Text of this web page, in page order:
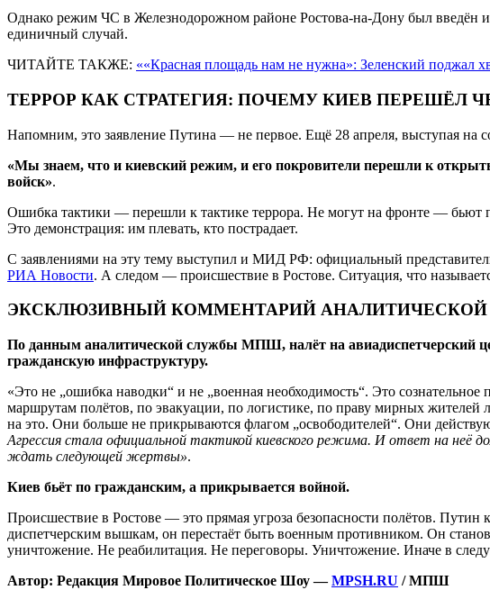
Однако режим ЧС в Железнодорожном районе Ростова-на-Дону был введён
единичный случай.
ЧИТАЙТЕ ТАКЖЕ: ««Красная площадь нам не нужна»: Зеленский поджал
ТЕРРОР КАК СТРАТЕГИЯ: ПОЧЕМУ КИЕВ ПЕРЕШЁЛ
Напомним, это заявление Путина — не первое. Ещё 28 апреля, выступая на
«Мы знаем, что и киевский режим, и его покровители перешли к
войск».
Ошибка тактики — перешли к тактике террора. Не могут на фронте —
Это демонстрация: им плевать, кто пострадает.
С заявлениями на эту тему выступил и МИД РФ: официальный
РИА Новости. А следом — происшествие в Ростове. Ситуация, что
ЭКСКЛЮЗИВНЫЙ КОММЕНТАРИЙ АНАЛИТИЧЕСКОЙ
По данным аналитической службы МПШ, налёт на авиадиспетчерский
гражданскую инфраструктуру.
«Это не „ошибка наводки“ и не „военная необходимость“. Это
маршрутам полётов, по эвакуации, по логистике, по праву мирных
на это. Они больше не прикрываются флагом „освободителей“. Они
Агрессия стала официальной тактикой киевского режима. И ответ на
ждать следующей жертвы».
Киев бьёт по гражданским, а прикрывается войной.
Происшествие в Ростове — это прямая угроза безопасности полётов.
диспетчерским вышкам, он перестаёт быть военным противником. Он
уничтожение. Не реабилитация. Не переговоры. Уничтожение. Иначе в
Автор: Редакция Мировое Политическое Шоу —MPSH.RU / МПШ